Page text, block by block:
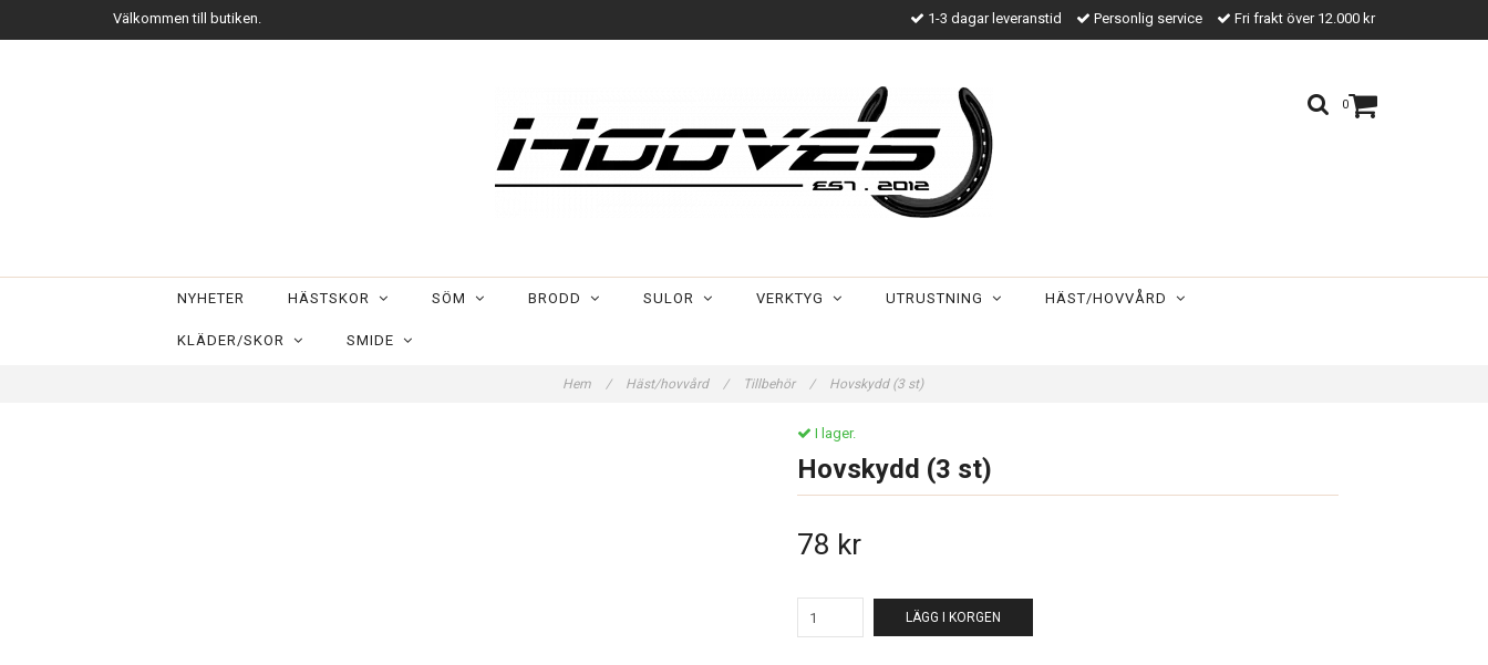
Välkommen till butiken. 1-3 dagar leveranstid Personlig service Fri frakt över 12.000 kr
0
NYHETER HÄSTSKOR SÖM BRODD SULOR VERKTYG UTRUSTNING HÄST/HOVVÅRD
KLÄDER/SKOR SMIDE
Hem / Häst/hovvård / Tillbehör / Hovskydd (3 st)
I lager.
Hovskydd (3 st)
78 kr
LÄGG I KORGEN